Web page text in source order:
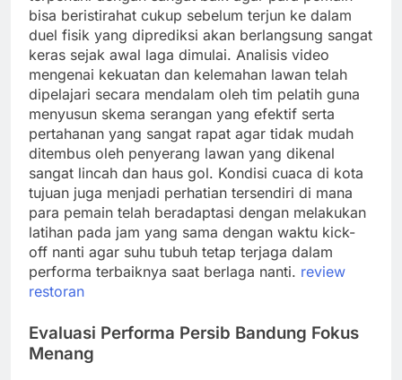
bisa beristirahat cukup sebelum terjun ke dalam
duel fisik yang diprediksi akan berlangsung sangat
keras sejak awal laga dimulai. Analisis video
mengenai kekuatan dan kelemahan lawan telah
dipelajari secara mendalam oleh tim pelatih guna
menyusun skema serangan yang efektif serta
pertahanan yang sangat rapat agar tidak mudah
ditembus oleh penyerang lawan yang dikenal
sangat lincah dan haus gol. Kondisi cuaca di kota
tujuan juga menjadi perhatian tersendiri di mana
para pemain telah beradaptasi dengan melakukan
latihan pada jam yang sama dengan waktu kick-
off nanti agar suhu tubuh tetap terjaga dalam
performa terbaiknya saat berlaga nanti. review
restoran
Evaluasi Performa Persib Bandung Fokus
Menang